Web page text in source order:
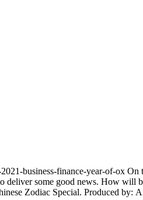
business-finance-year-of-ox
deliver some good news. How will
Zodiac Special. Produced